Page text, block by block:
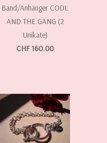
Band/Anhänger COOL
AND THE GANG (2
Unikate)
CHF 160.00